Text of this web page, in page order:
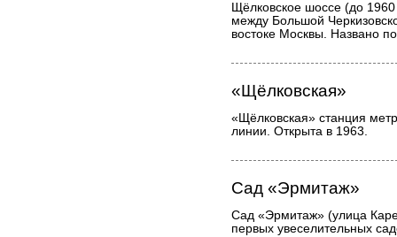
Щёлковское шоссе (до
между Большой
востоке Москвы. Названо
«Щёлковская»
«Щёлковская» станция
линии. Открыта в 1963.
Сад «Эрмитаж»
Сад «Эрмитаж» (улица
первых увеселительных